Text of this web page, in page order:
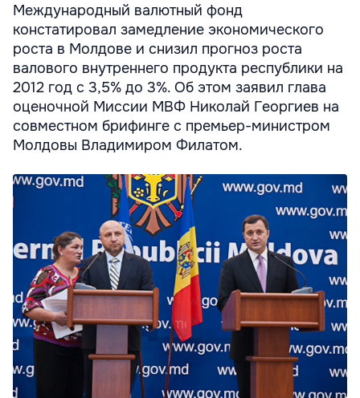
Международный валютный фонд
констатировал замедление экономического
роста в Молдове и снизил прогноз роста
валового внутреннего продукта республики на
2012 год с 3,5% до 3%. Об этом заявил глава
оценочной Миссии МВФ Николай Георгиев на
совместном брифинге с премьер-министром
Молдовы Владимиром Филатом.